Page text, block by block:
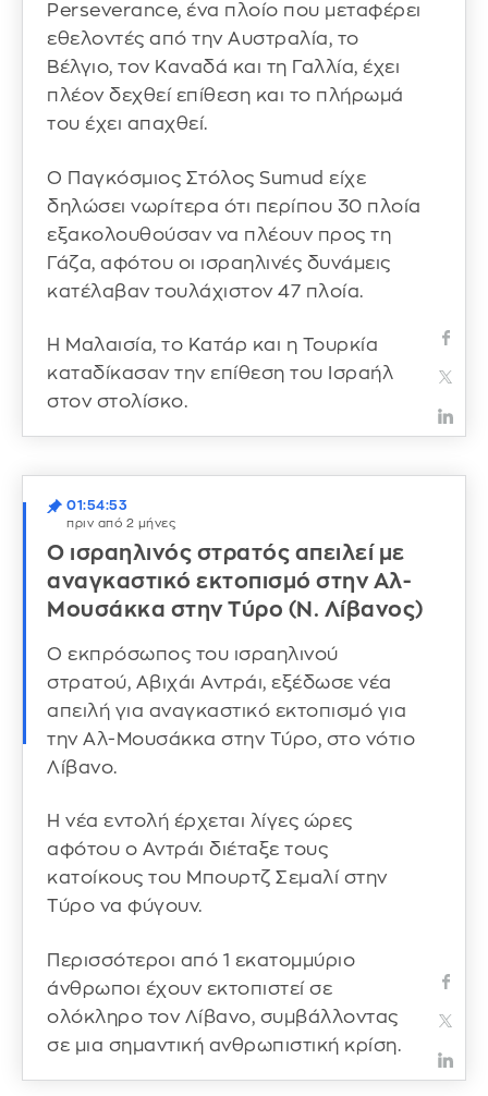
Perseverance, ένα πλοίο που μεταφέρει
εθελοντές από την Αυστραλία, το
Βέλγιο, τον Καναδά και τη Γαλλία, έχει
πλέον δεχθεί επίθεση και το πλήρωμά
του έχει απαχθεί.
Ο Παγκόσμιος Στόλος Sumud είχε
δηλώσει νωρίτερα ότι περίπου 30 πλοία
εξακολουθούσαν να πλέουν προς τη
Γάζα, αφότου οι ισραηλινές δυνάμεις
κατέλαβαν τουλάχιστον 47 πλοία.
Η Μαλαισία, το Κατάρ και η Τουρκία
καταδίκασαν την επίθεση του Ισραήλ
στον στολίσκο.
01:54:53
πριν από 2 μήνες
Ο ισραηλινός στρατός απειλεί με
αναγκαστικό εκτοπισμό στην Αλ-
Μουσάκκα στην Τύρο (Ν. Λίβανος)
Ο εκπρόσωπος του ισραηλινού
στρατού, Αβιχάι Αντράι, εξέδωσε νέα
απειλή για αναγκαστικό εκτοπισμό για
την Αλ-Μουσάκκα στην Τύρο, στο νότιο
Λίβανο.
Η νέα εντολή έρχεται λίγες ώρες
αφότου ο Αντράι διέταξε τους
κατοίκους του Μπουρτζ Σεμαλί στην
Τύρο να φύγουν.
Περισσότεροι από 1 εκατομμύριο
άνθρωποι έχουν εκτοπιστεί σε
ολόκληρο τον Λίβανο, συμβάλλοντας
σε μια σημαντική ανθρωπιστική κρίση.